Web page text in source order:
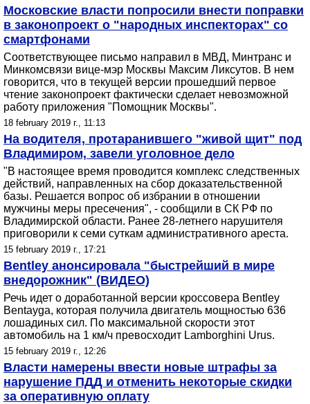
Московские власти попросили внести поправки
в законопроект о "народных инспекторах" со
смартфонами
Соответствующее письмо направил в МВД, Минтранс и
Минкомсвязи вице-мэр Москвы Максим Ликсутов. В нем
говорится, что в текущей версии прошедший первое
чтение законопроект фактически сделает невозможной
работу приложения "Помощник Москвы".
18 february 2019 г., 11:13
На водителя, протаранившего "живой щит" под
Владимиром, завели уголовное дело
"В настоящее время проводится комплекс следственных
действий, направленных на сбор доказательственной
базы. Решается вопрос об избрании в отношении
мужчины меры пресечения", - сообщили в СК РФ по
Владимирской области. Ранее 28-летнего нарушителя
приговорили к семи суткам административного ареста.
15 february 2019 г., 17:21
Bentley анонсировала "быстрейший в мире
внедорожник" (ВИДЕО)
Речь идет о доработанной версии кроссовера Bentley
Bentayga, которая получила двигатель мощностью 636
лошадиных сил. По максимальной скорости этот
автомобиль на 1 км/ч превосходит Lamborghini Urus.
15 february 2019 г., 12:26
Власти намерены ввести новые штрафы за
нарушение ПДД и отменить некоторые скидки
за оперативную оплату